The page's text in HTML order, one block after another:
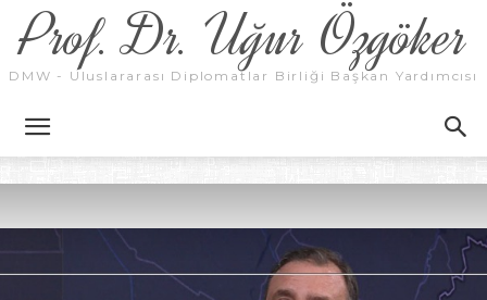
Prof. Dr. Uğur Özgöker
DMW - Uluslararası Diplomatlar Birliği Başkan Yardımcısı